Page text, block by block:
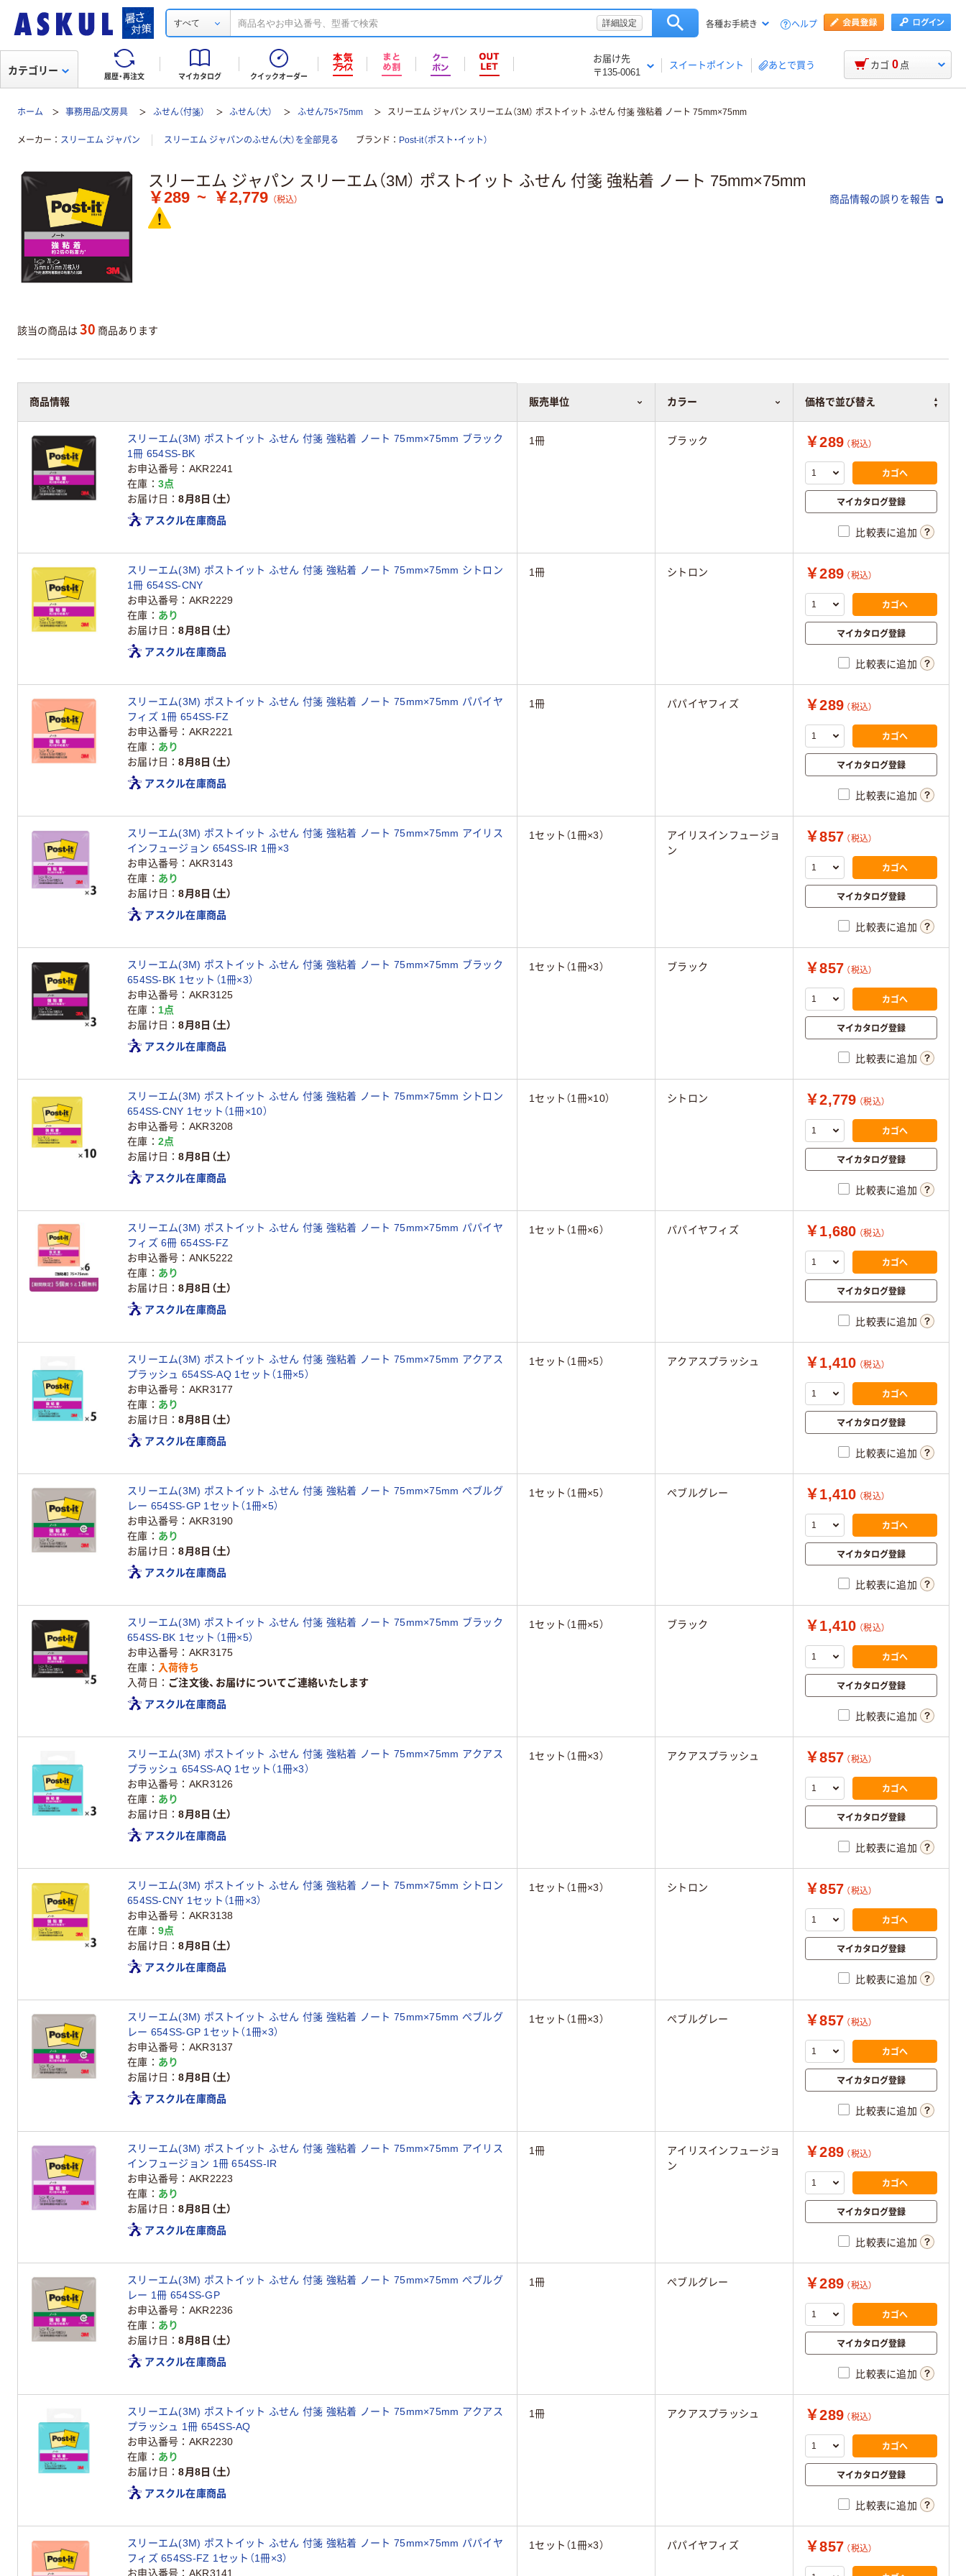
すべて 詳細設定 各種お手続き ヘルプ
履歴・再注文 マイカタログ クイックオーダー
お届け先
〒135-0061
スイートポイント あとで買う
カテゴリー カゴ 0 点
ホーム 事務用品/文房具 ふせん（付箋） ふせん（大） ふせん75×75mm スリーエム ジャパン スリーエム（3M） ポストイット ふせん 付箋 強粘着 ノート 75mm×75mm
メーカー スリーエム ジャパン スリーエム ジャパンのふせん（大）を全部見る ブランド Post-it（ポスト・イット）
スリーエム ジャパン スリーエム（3M） ポストイット ふせん 付箋 強粘着 ノート 75mm×75mm
￥289 ~ ￥2,779 （税込） 商品情報の誤りを報告
該当の商品は 30 商品あります
商品情報 販売単位 カラー 価格で並び替え
スリーエム(3M) ポストイット ふせん 付箋 強粘着 ノート 75mm×75mm ブラック
1冊 654SS-BK
お申込番号
AKR2241
在庫
3点
お届け日
8月8日（土）
アスクル在庫商品
1冊 ブラック ￥289 （税込）
カゴへ
マイカタログ登録
比較表に追加
スリーエム(3M) ポストイット ふせん 付箋 強粘着 ノート 75mm×75mm シトロン
1冊 654SS-CNY
お申込番号
AKR2229
在庫
あり
お届け日
8月8日（土）
アスクル在庫商品
1冊 シトロン ￥289 （税込）
カゴへ
マイカタログ登録
比較表に追加
スリーエム(3M) ポストイット ふせん 付箋 強粘着 ノート 75mm×75mm パパイヤ
フィズ 1冊 654SS-FZ
お申込番号
AKR2221
在庫
あり
お届け日
8月8日（土）
アスクル在庫商品
1冊 パパイヤフィズ ￥289 （税込）
カゴへ
マイカタログ登録
比較表に追加
スリーエム(3M) ポストイット ふせん 付箋 強粘着 ノート 75mm×75mm アイリス
インフュージョン 654SS-IR 1冊×3
お申込番号
AKR3143
在庫
あり
お届け日
8月8日（土）
アスクル在庫商品
1セット（1冊×3）
アイリスインフュージョ
ン
￥857 （税込）
カゴへ
マイカタログ登録
比較表に追加
スリーエム(3M) ポストイット ふせん 付箋 強粘着 ノート 75mm×75mm ブラック
654SS-BK 1セット（1冊×3）
お申込番号
AKR3125
在庫
1点
お届け日
8月8日（土）
アスクル在庫商品
1セット（1冊×3） ブラック ￥857 （税込）
カゴへ
マイカタログ登録
比較表に追加
スリーエム(3M) ポストイット ふせん 付箋 強粘着 ノート 75mm×75mm シトロン
654SS-CNY 1セット（1冊×10）
お申込番号
AKR3208
在庫
2点
お届け日
8月8日（土）
アスクル在庫商品
1セット（1冊×10） シトロン ￥2,779 （税込）
カゴへ
マイカタログ登録
比較表に追加
スリーエム(3M) ポストイット ふせん 付箋 強粘着 ノート 75mm×75mm パパイヤ
フィズ 6冊 654SS-FZ
お申込番号
ANK5222
在庫
あり
お届け日
8月8日（土）
アスクル在庫商品
1セット（1冊×6） パパイヤフィズ ￥1,680 （税込）
カゴへ
マイカタログ登録
比較表に追加
スリーエム(3M) ポストイット ふせん 付箋 強粘着 ノート 75mm×75mm アクアス
プラッシュ 654SS-AQ 1セット（1冊×5）
お申込番号
AKR3177
在庫
あり
お届け日
8月8日（土）
アスクル在庫商品
1セット（1冊×5） アクアスプラッシュ ￥1,410 （税込）
カゴへ
マイカタログ登録
比較表に追加
スリーエム(3M) ポストイット ふせん 付箋 強粘着 ノート 75mm×75mm ぺブルグ
レー 654SS-GP 1セット（1冊×5）
お申込番号
AKR3190
在庫
あり
お届け日
8月8日（土）
アスクル在庫商品
1セット（1冊×5） ぺブルグレー ￥1,410 （税込）
カゴへ
マイカタログ登録
比較表に追加
スリーエム(3M) ポストイット ふせん 付箋 強粘着 ノート 75mm×75mm ブラック
654SS-BK 1セット（1冊×5）
お申込番号
AKR3175
在庫
入荷待ち
入荷日
ご注文後、お届けについてご連絡いたします
アスクル在庫商品
1セット（1冊×5） ブラック ￥1,410 （税込）
カゴへ
マイカタログ登録
比較表に追加
スリーエム(3M) ポストイット ふせん 付箋 強粘着 ノート 75mm×75mm アクアス
プラッシュ 654SS-AQ 1セット（1冊×3）
お申込番号
AKR3126
在庫
あり
お届け日
8月8日（土）
アスクル在庫商品
1セット（1冊×3） アクアスプラッシュ ￥857 （税込）
カゴへ
マイカタログ登録
比較表に追加
スリーエム(3M) ポストイット ふせん 付箋 強粘着 ノート 75mm×75mm シトロン
654SS-CNY 1セット（1冊×3）
お申込番号
AKR3138
在庫
9点
お届け日
8月8日（土）
アスクル在庫商品
1セット（1冊×3） シトロン ￥857 （税込）
カゴへ
マイカタログ登録
比較表に追加
スリーエム(3M) ポストイット ふせん 付箋 強粘着 ノート 75mm×75mm ぺブルグ
レー 654SS-GP 1セット（1冊×3）
お申込番号
AKR3137
在庫
あり
お届け日
8月8日（土）
アスクル在庫商品
1セット（1冊×3） ぺブルグレー ￥857 （税込）
カゴへ
マイカタログ登録
比較表に追加
スリーエム(3M) ポストイット ふせん 付箋 強粘着 ノート 75mm×75mm アイリス
インフュージョン 1冊 654SS-IR
お申込番号
AKR2223
在庫
あり
お届け日
8月8日（土）
アスクル在庫商品
1冊
アイリスインフュージョ
ン
￥289 （税込）
カゴへ
マイカタログ登録
比較表に追加
スリーエム(3M) ポストイット ふせん 付箋 強粘着 ノート 75mm×75mm ぺブルグ
レー 1冊 654SS-GP
お申込番号
AKR2236
在庫
あり
お届け日
8月8日（土）
アスクル在庫商品
1冊 ぺブルグレー ￥289 （税込）
カゴへ
マイカタログ登録
比較表に追加
スリーエム(3M) ポストイット ふせん 付箋 強粘着 ノート 75mm×75mm アクアス
プラッシュ 1冊 654SS-AQ
お申込番号
AKR2230
在庫
あり
お届け日
8月8日（土）
アスクル在庫商品
1冊 アクアスプラッシュ ￥289 （税込）
カゴへ
マイカタログ登録
比較表に追加
スリーエム(3M) ポストイット ふせん 付箋 強粘着 ノート 75mm×75mm パパイヤ
フィズ 654SS-FZ 1セット（1冊×3）
お申込番号
AKR3141
1セット（1冊×3） パパイヤフィズ ￥857 （税込）